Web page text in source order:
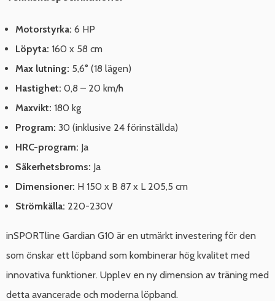
Motorstyrka: 6 HP
Löpyta: 160 x 58 cm
Max lutning: 5,6° (18 lägen)
Hastighet: 0,8 – 20 km/h
Maxvikt: 180 kg
Program: 30 (inklusive 24 förinställda)
HRC-program: Ja
Säkerhetsbroms: Ja
Dimensioner: H 150 x B 87 x L 205,5 cm
Strömkälla: 220-230V
inSPORTline Gardian G10 är en utmärkt investering för den
som önskar ett löpband som kombinerar hög kvalitet med
innovativa funktioner. Upplev en ny dimension av träning med
detta avancerade och moderna löpband.